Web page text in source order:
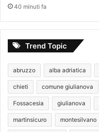
40 minuti fa
Trend Topic
abruzzo alba adriatica
chieti comune giulianova
Fossacesia giulianova
martinsicuro montesilvano